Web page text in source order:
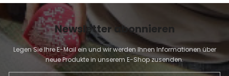
Newsletter abonnieren
Legen Sie Ihre E-Mail ein und wir werden Ihnen Informationen über
neue Produkte in unserem E-Shop zusenden.